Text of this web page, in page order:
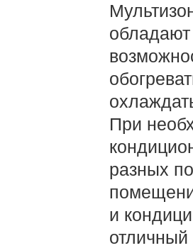
При
разных
и
отличный